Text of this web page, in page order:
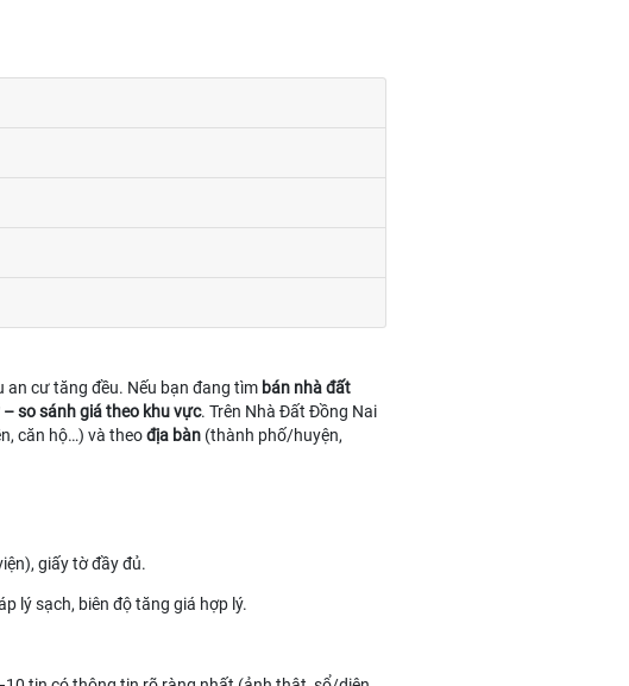
an cư tăng đều. Nếu bạn đang tìm bán nhà đất
so sánh giá theo khu vực. Trên Nhà Đất Đồng Nai
căn hộ…) và theođịa bàn (thành phố/huyện,
giấy tờ đầy đủ.
lý sạch, biên độ tăng giá hợp lý.